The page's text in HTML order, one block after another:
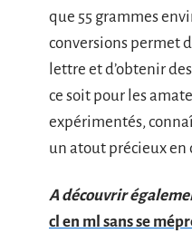
que 55 grammes
conversions permet
lettre et d’obtenir
ce soit pour les
expérimentés,
un atout précieux en
A découvrir
cl en ml sans se